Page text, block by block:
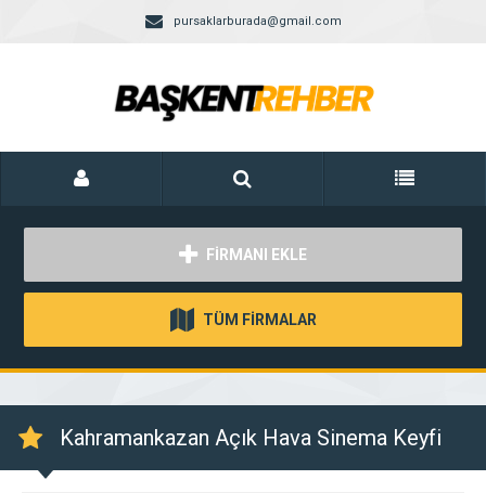
pursaklarburada@gmail.com
FİRMANI EKLE
TÜM FİRMALAR
Kahramankazan Açık Hava Sinema Keyfi